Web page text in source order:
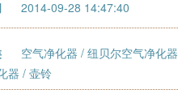
2014-09-28 14:47:40
空气净化器 / 纽贝尔空气净化器
器 / 壶铃